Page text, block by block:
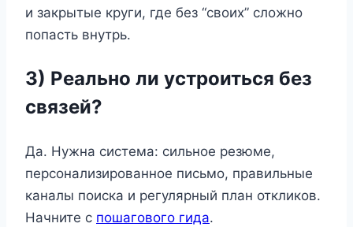
и закрытые круги, где без “своих” сложно
попасть внутрь.
3) Реально ли устроиться без
связей?
Да. Нужна система: сильное резюме,
персонализированное письмо, правильные
каналы поиска и регулярный план откликов.
Начните с пошагового гида.